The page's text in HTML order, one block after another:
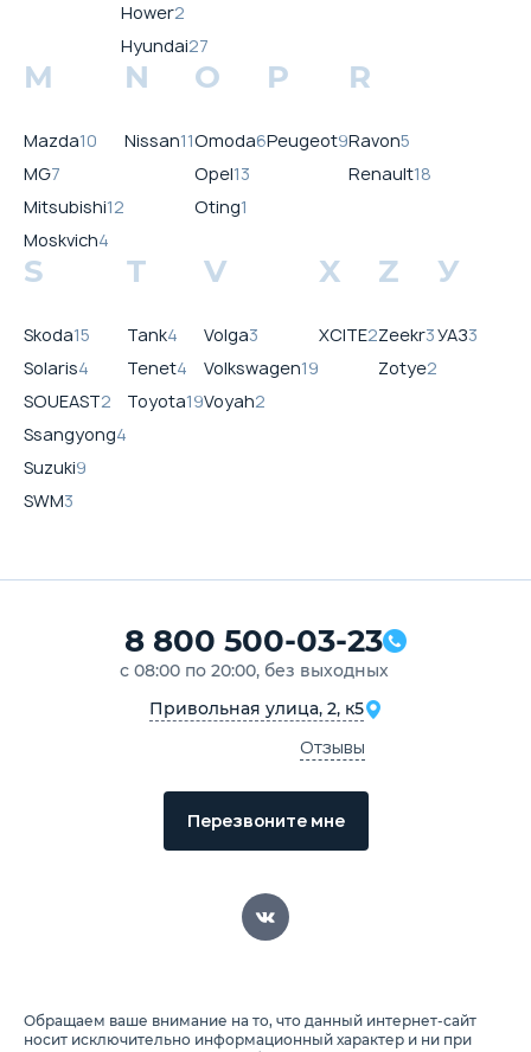
Hower2
Hyundai27
M
Mazda10
MG7
Mitsubishi12
Moskvich4
N
Nissan11
O
Omoda6
Opel13
Oting1
P
Peugeot9
R
Ravon5
Renault18
S
Skoda15
Solaris4
SOUEAST2
Ssangyong4
Suzuki9
SWM3
T
Tank4
Tenet4
Toyota19
V
Volga3
Volkswagen19
Voyah2
X
XCITE2
Z
Zeekr3
Zotye2
У
УАЗ3
8 800 500-03-23
с 08:00 по 20:00, без выходных
Привольная улица, 2, к5
Отзывы
Перезвоните мне
Обращаем ваше внимание на то, что данный интернет-сайт
носит исключительно информационный характер и ни при